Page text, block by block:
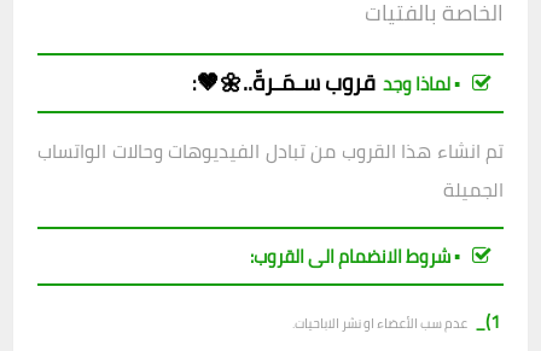
الخاصة بالفتيات
▪︎ لماذا وجد قروب سـمَـرةّ..🌼🤎:
تم انشاء هذا القروب من تبادل الفيديوهات وحالات الواتساب
الجميلة
▪︎ شروط الانضمام الى القروب:
1)_
عدم سب الأعضاء او نشر الاباحيات.